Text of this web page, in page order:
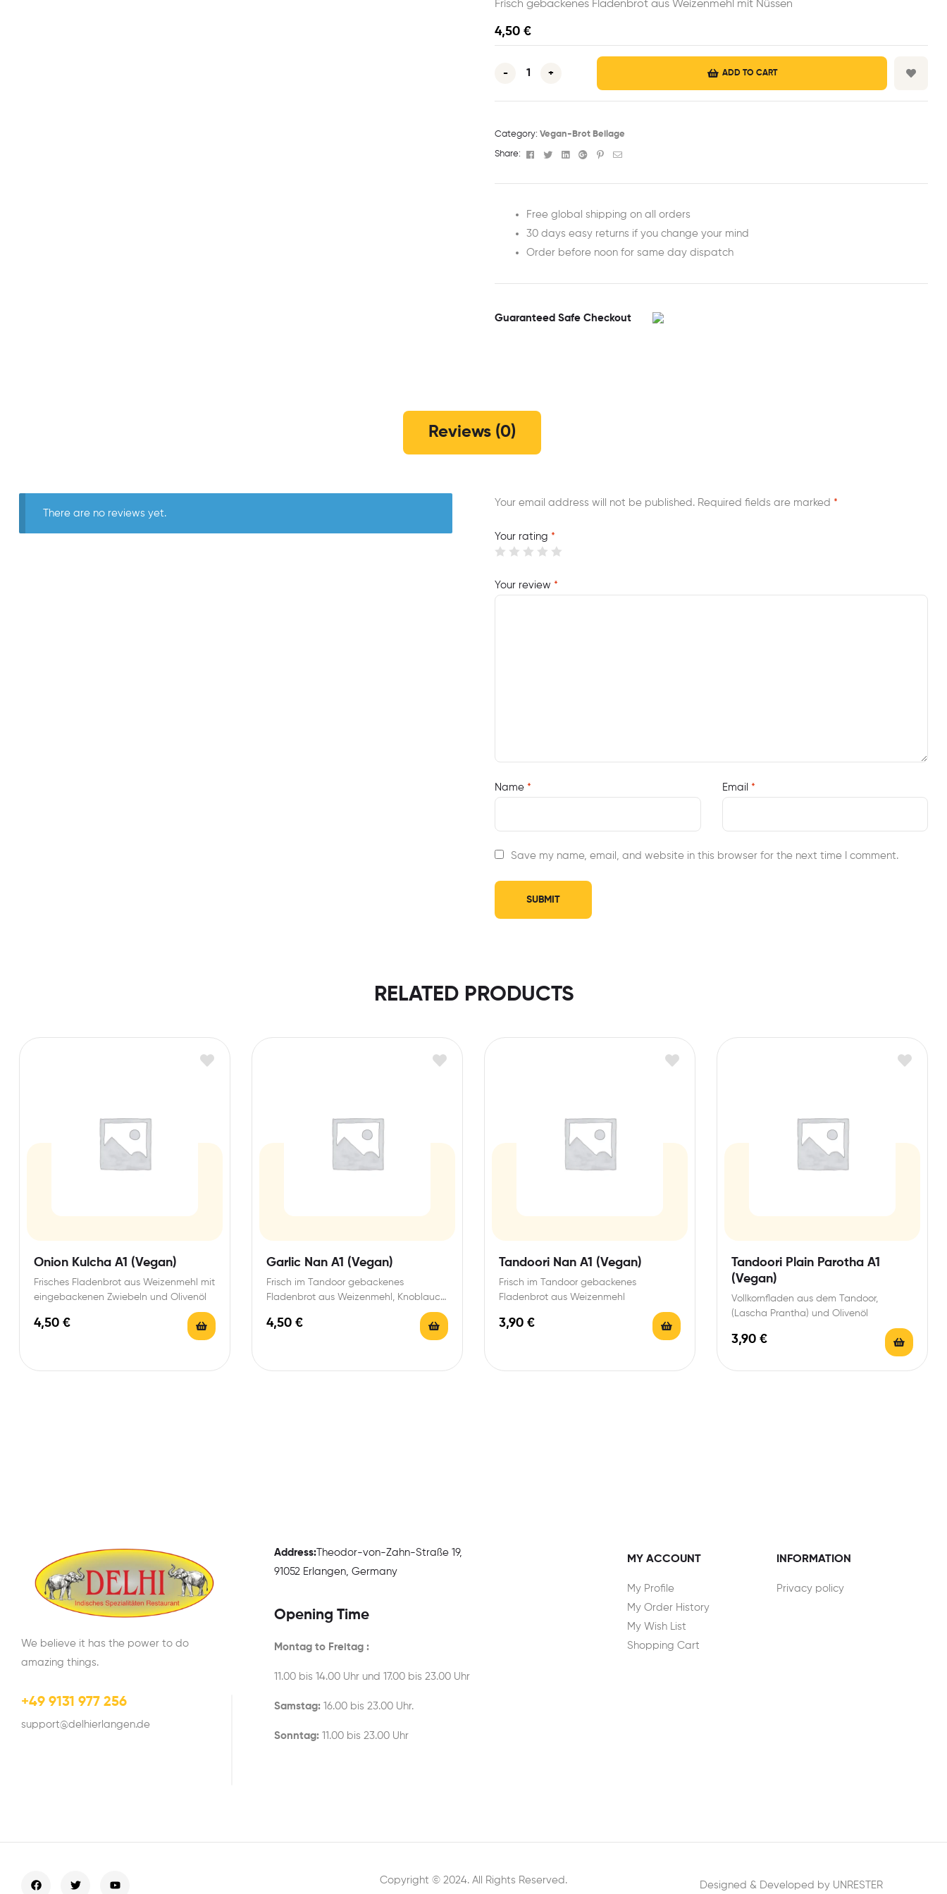
Frisch gebackenes Fladenbrot aus Weizenmehl mit Nüssen
4,50 €
- + ADD TO CART
Category: Vegan-Brot Beilage
Share: Facebook
TwitterLinkedinGoogle+Pinterest
Email
Free global shipping on all orders
30 days easy returns if you change your mind
Order before noon for same day dispatch
Guaranteed Safe Checkout
Reviews (0)
There are no reviews yet.
Your email address will not be published. Required fields are marked *
Your rating *
Your review *
Name * Email *
Save my name, email, and website in this browser for the next time I comment.
RELATED PRODUCTS
Onion Kulcha A1 (Vegan)
Frisches Fladenbrot aus Weizenmehl mit
eingebackenen Zwiebeln und Olivenöl
4,50 €
Garlic Nan A1 (Vegan)
Frisch im Tandoor gebackenes
Fladenbrot aus Weizenmehl, Knoblauch
4,50 €
Tandoori Nan A1 (Vegan)
Frisch im Tandoor gebackenes
Fladenbrot aus Weizenmehl
3,90 €
Tandoori Plain Parotha A1
(Vegan)
Vollkornfladen aus dem Tandoor,
(Lascha Prantha) und Olivenöl
3,90 €
We believe it has the power to do
amazing things.
+49 9131 977 256
support@delhierlangen.de
Address:Theodor-von-Zahn-Straße 19,
91052 Erlangen, Germany
Opening Time
Montag to Freitag :
11.00 bis 14.00 Uhr und 17.00 bis 23.00 Uhr
Samstag:16.00 bis 23.00 Uhr.
Sonntag:11.00 bis 23.00 Uhr
MY ACCOUNT
My Profile
My Order History
My Wish List
Shopping Cart
INFORMATION
Privacy policy
Copyright © 2024. All Rights Reserved. Designed & Developed by UNRESTER